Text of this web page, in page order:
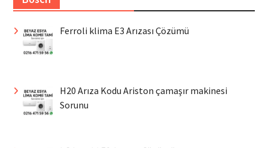
Ferroli klima E3 Arızası Çözümü
H20 Arıza Kodu Ariston çamaşır makinesi
Sorunu